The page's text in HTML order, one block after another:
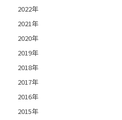
2022年
2021年
2020年
2019年
2018年
2017年
2016年
2015年